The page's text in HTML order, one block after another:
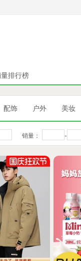
排行榜
配饰 户外 美妆
销量： -